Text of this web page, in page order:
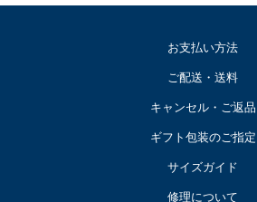
お支払い方法
ご配送・送料
キャンセル・ご返品
ギフト包装のご指定
サイズガイド
修理について